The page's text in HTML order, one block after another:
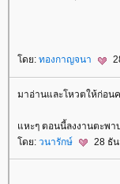
ดย: ทองกาญจนา
มาอ่านและโหวตให้ก่อนค
หะๆ ตอนนี้ลงงานตะพา
ดย: วนารักษ์ 28 ธั